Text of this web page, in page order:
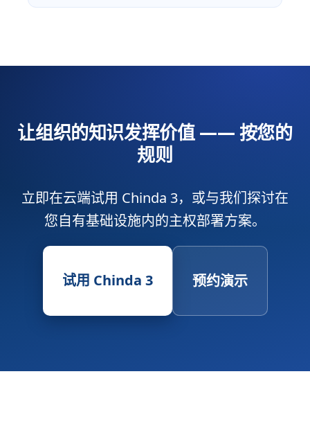
让组织的知识发挥价值 —— 按您的
规则
立即在云端试用 Chinda 3，或与我们探讨在
您自有基础设施内的主权部署方案。
试用 Chinda 3 预约演示